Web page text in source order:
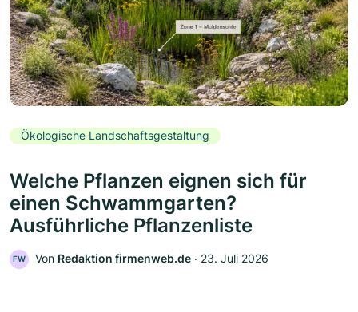
Ökologische Landschaftsgestaltung
Welche Pflanzen eignen sich für
einen Schwammgarten?
Ausführliche Pflanzenliste
FW Von Redaktion firmenweb.de ‧ 23. Juli 2026